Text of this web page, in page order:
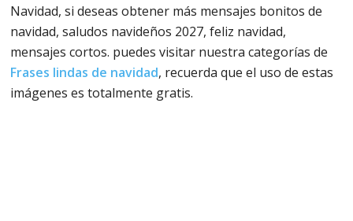
Navidad, si deseas obtener más mensajes bonitos de
navidad, saludos navideños 2027, feliz navidad,
mensajes cortos. puedes visitar nuestra categorías de
Frases lindas de navidad, recuerda que el uso de estas
imágenes es totalmente gratis.